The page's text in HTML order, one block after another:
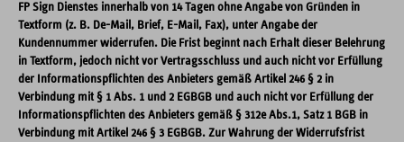
FP Sign Dienstes innerhalb von 14 Tagen ohne Angabe von Gründen in
Textform (z. B. De-Mail, Brief, E-Mail, Fax), unter Angabe der
Kundennummer widerrufen. Die Frist beginnt nach Erhalt dieser Belehrung
in Textform, jedoch nicht vor Vertragsschluss und auch nicht vor Erfüllung
der Informationspflichten des Anbieters gemäß Artikel 246 § 2 in
Verbindung mit § 1 Abs. 1 und 2 EGBGB und auch nicht vor Erfüllung der
Informationspflichten des Anbieters gemäß § 312e Abs.1, Satz 1 BGB in
Verbindung mit Artikel 246 § 3 EGBGB. Zur Wahrung der Widerrufsfrist